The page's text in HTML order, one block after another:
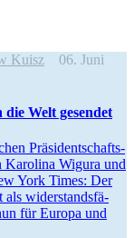
Kuisz 06. Juni
Welt gesendet
Präsi­dent­schafts­
Karolina Wigura und
York Times: Der
als wider­stands­fä­
für Europa und